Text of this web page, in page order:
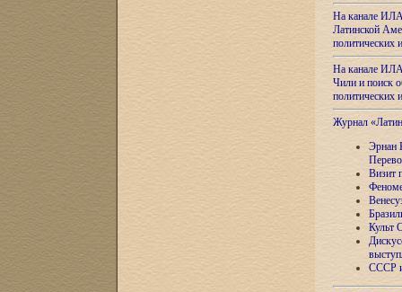
На канале
Латинской
На канале
Чили и поиск
Журнал
Эрнан
Визит
Культ
СССР и